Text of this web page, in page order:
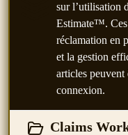
sur l’utilisation
Estimate™. Ces
réclamation en
et la gestion
articles peuvent
connexion.
Claims